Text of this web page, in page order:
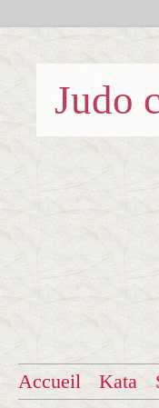
Judo
Accueil Kata